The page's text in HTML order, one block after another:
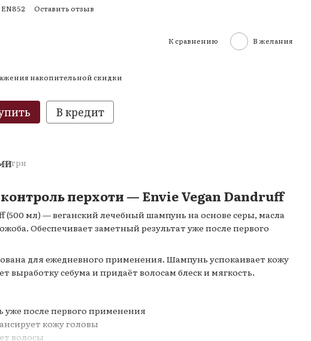
Оставить отзыв
К сравнению В желания
накопительной скидки
В кредит
грн
перхоти — Envie Vegan Dandruff
(500 мл) — веганский лечебный шампунь на основе серы, масла
Обеспечивает заметный результат уже после первого
для ежедневного применения. Шампунь успокаивает кожу
выработку себума и придаёт волосам блеск и мягкость.
уже после первого применения
кожу головы
волосы